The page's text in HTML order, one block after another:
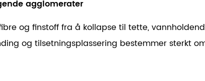
agglomerater
og finstoff fra å kollapse til tette,
og tilsetningsplassering bestemmer sterkt